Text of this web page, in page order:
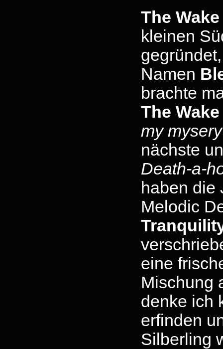
The Wake
kleinen
Namen
brachte
The Wake
my
nächste
Death-a-
haben die
Melodic
eine
Mischung
denke ich
erfinden
Silberling